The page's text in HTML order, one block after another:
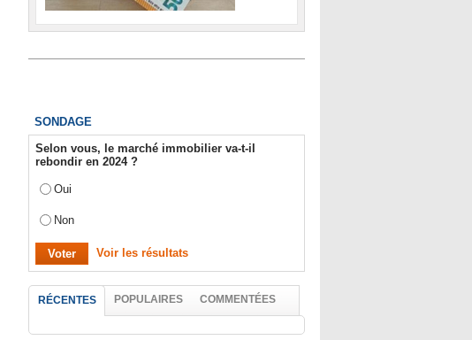
SONDAGE
Selon vous, le marché immobilier va-t-il
rebondir en 2024 ?
Oui
Non
Voir les résultats
RÉCENTES POPULAIRES COMMENTÉES